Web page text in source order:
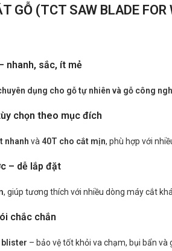
GỖ (TCT SAW BLADE FOR
nhanh, sắc, ít mẻ
dụng cho gỗ tự nhiên và gỗ công
chọn theo mục đích
nhanh và 40T cho cắt mịn, phù hợp với
– dễ lắp đặt
, giúp tương thích với nhiều dòng máy cắt
chắc chắn
– bảo vệ tốt khỏi va chạm, bụi bẩn